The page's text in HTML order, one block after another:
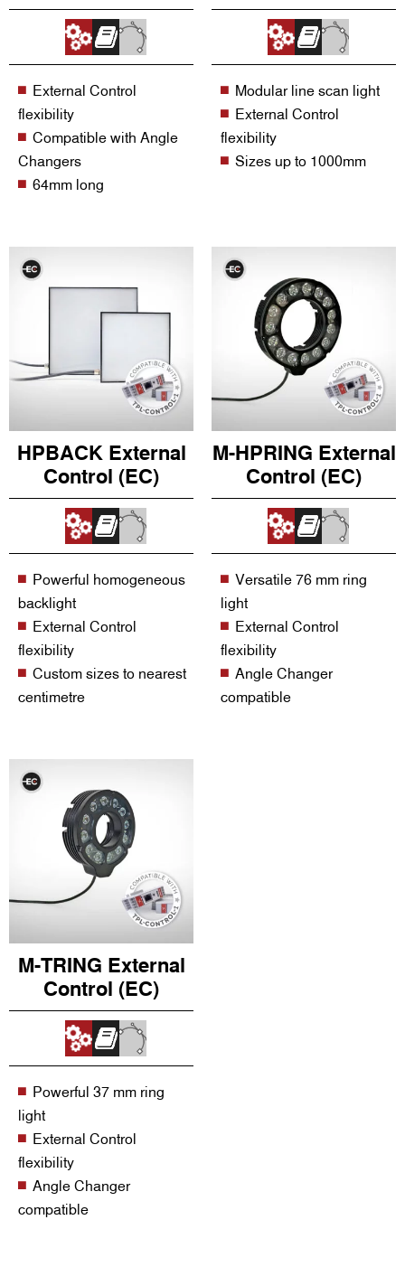
External Control
flexibility
Compatible with Angle
Changers
64mm long
Modular line scan light
External Control
flexibility
Sizes up to 1000mm
HPBACK External
Control (EC)
Powerful homogeneous
backlight
External Control
flexibility
Custom sizes to nearest
centimetre
M-HPRING External
Control (EC)
Versatile 76 mm ring
light
External Control
flexibility
Angle Changer
compatible
M-TRING External
Control (EC)
Powerful 37 mm ring
light
External Control
flexibility
Angle Changer
compatible